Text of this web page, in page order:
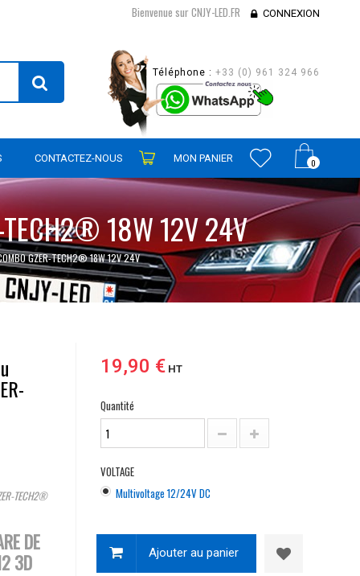
Bienvenue sur CNJY-LED.FR CONNEXION
Téléphone : +33 (0) 961 324 966
0
CONTACTEZ-NOUS MON PANIER
TECH2® 18W 12V 24V
GZER-TECH2® 18W 12V 24V
TECH2®
DE
3D
19,90 €HT
Quantité
VOLTAGE
Multivoltage 12/24V DC
Ajouter au panier